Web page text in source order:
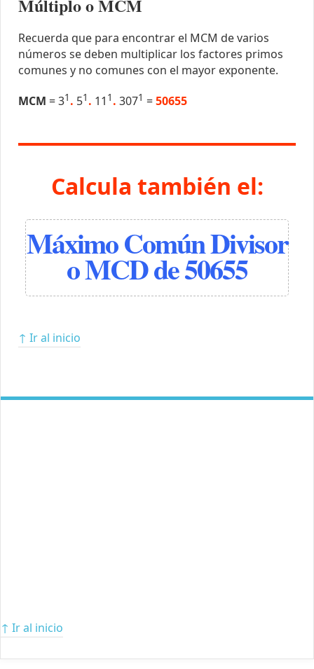
Múltiplo o MCM
Recuerda que para encontrar el MCM de varios
números se deben multiplicar los factores primos
comunes y no comunes con el mayor exponente.
MCM = 31 . 51 . 11 1 . 3071 =50655
Calcula también el:
Máximo Común Divisor
o MCD de 50655
↑ Ir al inicio
↑ Ir al inicio